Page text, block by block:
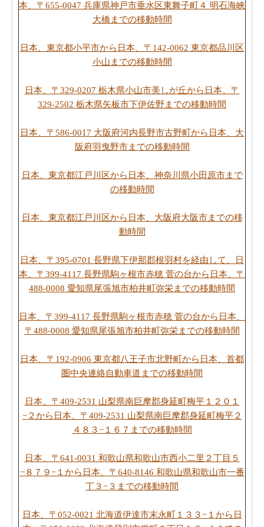
本、〒655-0047 兵庫県神戸市垂水区東舞子町４ 明石海峡
大橋までの移動時間
日本、東京都小平市から日本、〒142-0062 東京都品川区
小山までの移動時間
日本、〒329-0207 栃木県小山市美しが丘から日本、〒
329-2502 栃木県矢板市下伊佐野までの移動時間
日本、〒586-0017 大阪府河内長野市古野町から日本、大
阪府羽曳野市までの移動時間
日本、東京都江戸川区から日本、神奈川県小田原市まで
の移動時間
日本、東京都江戸川区から日本、大阪府大阪市までの移
動時間
日本、〒395-0701 長野県下伊那郡根羽村を経由して、日
本、〒399-4117 長野県駒ヶ根市赤穂 菅の台から日本、〒
488-0008 愛知県尾張旭市柏井町弥栄までの移動時間
日本、〒399-4117 長野県駒ヶ根市赤穂 菅の台から日本、
〒488-0008 愛知県尾張旭市柏井町弥栄までの移動時間
日本、〒192-0906 東京都八王子市北野町から日本、首都
圏中央連絡自動車道までの移動時間
日本、〒409-2531 山梨県南巨摩郡身延町梅平１２０１
−２から日本、〒409-2531 山梨県南巨摩郡身延町梅平２
４８３−１６７までの移動時間
日本、〒641-0031 和歌山県和歌山市西小二里２丁目５
−８７９−１から日本、〒640-8146 和歌山県和歌山市一番
丁３−３までの移動時間
日本、〒052-0021 北海道伊達市末永町１３３−１から日